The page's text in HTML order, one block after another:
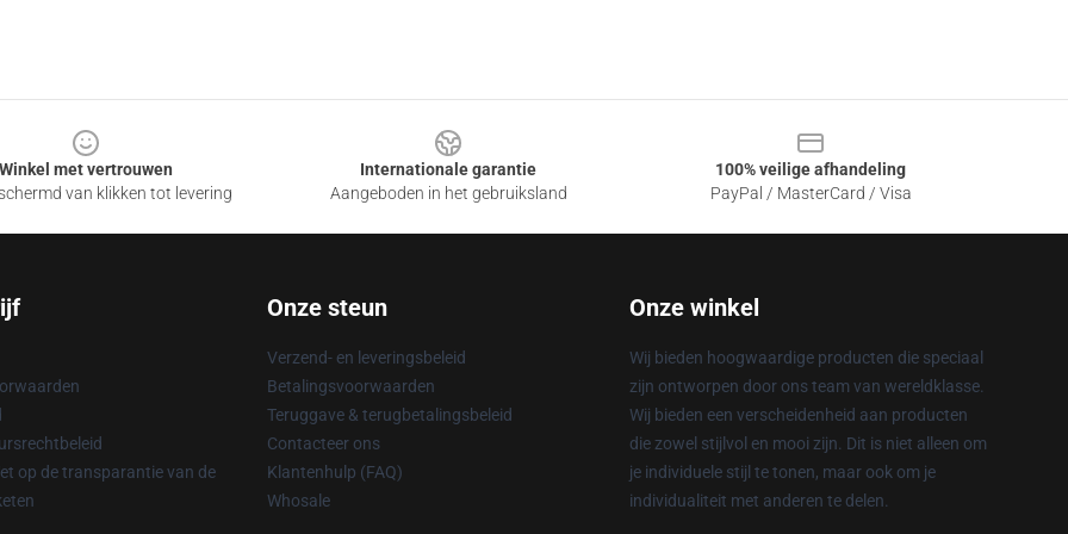
Winkel met vertrouwen
van klikken tot levering
Internationale garantie
Aangeboden in het gebruiksland
100% veilige afhandeling
PayPal / MasterCard / Visa
op de transparantie van de
Onze steun
Verzend- en leveringsbeleid
Betalingsvoorwaarden
Teruggave & terugbetalingsbeleid
Contacteer ons
Klantenhulp (FAQ)
Whosale
Onze winkel
Wij bieden hoogwaardige producten die speciaal
zijn ontworpen door ons team van wereldklasse.
Wij bieden een verscheidenheid aan producten
die zowel stijlvol en mooi zijn. Dit is niet alleen om
je individuele stijl te tonen, maar ook om je
individualiteit met anderen te delen.